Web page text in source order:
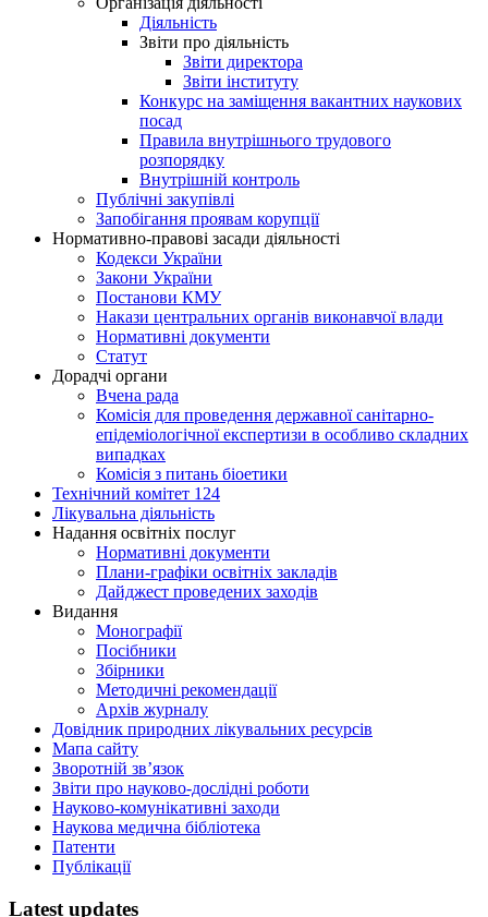
Діяльність
Звіти про діяльність
Звіти директора
Звіти інституту
Конкурс на заміщення вакантних наукових
посад
Правила внутрішнього трудового
розпорядку
Внутрішній контроль
Публічні закупівлі
Запобігання проявам корупції
Нормативно-правові засади діяльності
Кодекси України
Закони України
Постанови КМУ
Накази центральних органів виконавчої влади
Нормативні документи
Статут
Дорадчі органи
Вчена рада
Комісія для проведення державної санітарно-
епідеміологічної експертизи в особливо складних
випадках
Комісія з питань біоетики
Технічний комітет 124
Лікувальна діяльність
Надання освітніх послуг
Нормативні документи
Плани-графіки освітніх закладів
Дайджест проведених заходів
Видання
Монографії
Посібники
Збірники
Методичні рекомендації
Архів журналу
Довідник природних лікувальних ресурсів
Мапа сайту
Зворотній зв’язок
Звіти про науково-дослідні роботи
Науково-комунікативні заходи
Наукова медична бібліотека
Патенти
Публікації
Latest updates